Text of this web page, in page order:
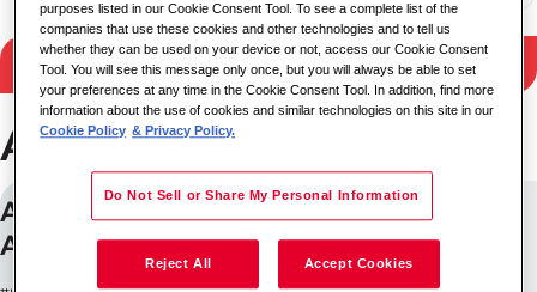
検索結果を絞り込む
Araçariguama のお仕事
ATENDENTE DE SINISTRO -
ARAÇARIGUAMA/SP
purposes listed in our Cookie Consent Tool. To see a complete list of the
companies that use these cookies and other technologies and to tell us
whether they can be used on your device or not, access our Cookie Consent
Tool. You will see this message only once, but you will always be able to set
your preferences at any time in the Cookie Consent Tool. In addition, find more
information about the use of cookies and similar technologies on this site in our
Cookie Policy & Privacy Policy.
Do Not Sell or Share My Personal Information
Reject All Accept Cookies